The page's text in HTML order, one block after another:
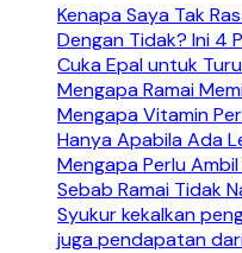
Kenapa Saya Tak
Dengan Tidak? Ini 4
Cuka Epal untuk
Mengapa Ramai
Mengapa Vitamin
Hanya Apabila Ada
Mengapa Perlu
Sebab Ramai Tidak
Syukur kekalkan
juga pendapatan